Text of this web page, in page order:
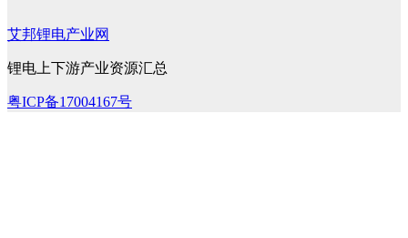
艾邦锂电产业网
锂电上下游产业资源汇总
粤ICP备17004167号